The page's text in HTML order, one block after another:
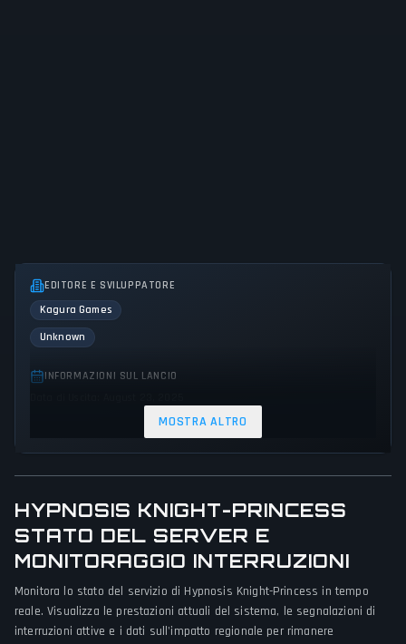
EDITORE E SVILUPPATORE
Kagura Games
Unknown
INFORMAZIONI SUL LANCIO
PROSPETTIVA DI GIOCO
Bird view / Isometric
PIATTAFORME
PC (Microsoft Windows)
MODALITÀ DI GIOCO
MOSTRA ALTRO
HYPNOSIS KNIGHT-PRINCESS
STATO DEL SERVER E
MONITORAGGIO INTERRUZIONI
Monitora lo stato del servizio di Hypnosis Knight-Princess in tempo
reale. Visualizza le prestazioni attuali del sistema, le segnalazioni di
interruzioni attive e i dati sull'impatto regionale per rimanere